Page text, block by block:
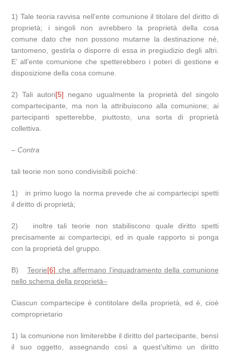
1) Tale teoria ravvisa nell’ente comunione il titolare del diritto di
proprietà; i singoli non avrebbero la proprietà della cosa
comune dato che non possono mutarne la destinazione né,
tantomeno, gestirla o disporre di essa in pregiudizio degli altri.
E’ all’ente comunione che spetterebbero i poteri di gestione e
disposizione della cosa comune.
2) Tali autori[5] negano ugualmente la proprietà del singolo
compartecipante, ma non la attribuiscono alla comunione; ai
partecipanti spetterebbe, piuttosto, una sorta di proprietà
collettiva.
–Contra
tali teorie non sono condivisibili poiché:
1) in primo luogo la norma prevede che ai compartecipi spetti
il diritto di proprietà;
2) inoltre tali teorie non stabiliscono quale diritto spetti
precisamente ai compartecipi, ed in quale rapporto si ponga
con la proprietà del gruppo.
B) Teorie[6] che affermano l’inquadramento della comunione
nello schema della proprietà–
Ciascun compartecipe è contitolare della proprietà, ed è, cioè
comproprietario
1) la comunione non limiterebbe il diritto del partecipante, bensì
il suo oggetto, assegnando così a quest’ultimo un diritto